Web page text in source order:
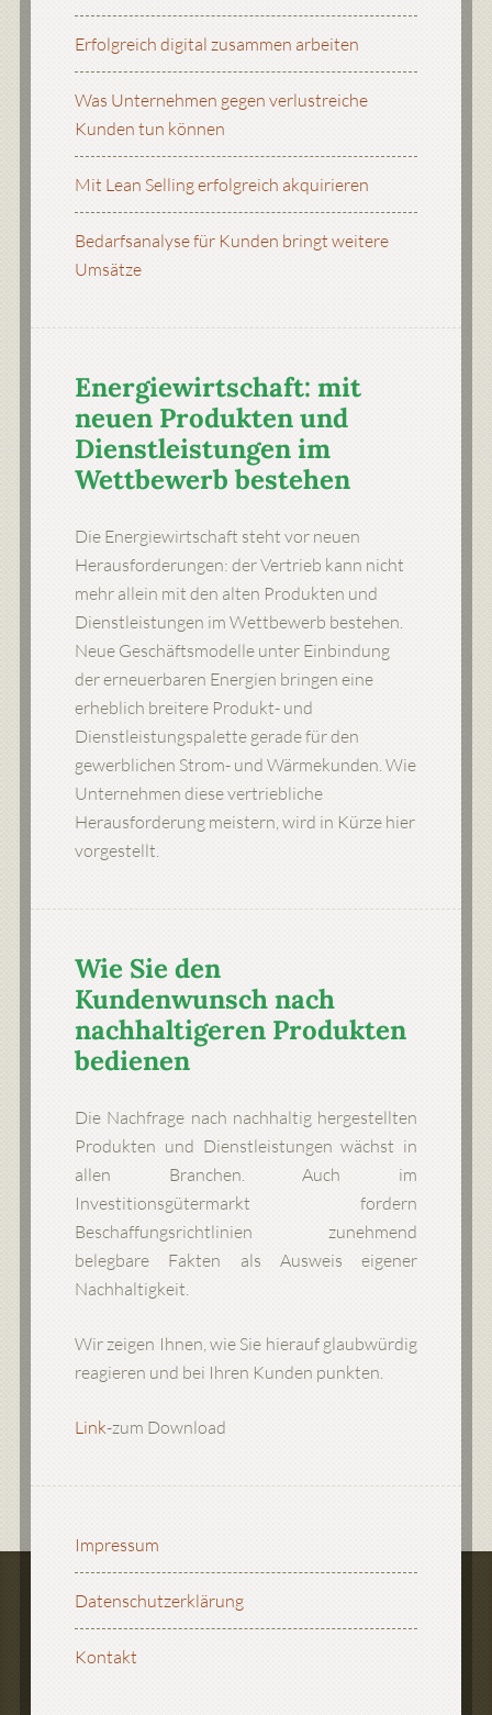
Erfolgreich digital zusammen arbeiten
Was Unternehmen gegen verlustreiche
Kunden tun können
Mit Lean Selling erfolgreich akquirieren
Bedarfsanalyse für Kunden bringt weitere
Umsätze
Energiewirtschaft: mit
neuen Produkten und
Dienstleistungen im
Wettbewerb bestehen
Die Energiewirtschaft steht vor neuen
Herausforderungen: der Vertrieb kann nicht
mehr allein mit den alten Produkten und
Dienstleistungen im Wettbewerb bestehen.
Neue Geschäftsmodelle unter Einbindung
der erneuerbaren Energien bringen eine
erheblich breitere Produkt- und
Dienstleistungspalette gerade für den
gewerblichen Strom- und Wärmekunden. Wie
Unternehmen diese vertriebliche
Herausforderung meistern, wird in Kürze hier
vorgestellt.
Wie Sie den
Kundenwunsch nach
nachhaltigeren Produkten
bedienen
Die Nachfrage nach nachhaltig hergestellten
Produkten und Dienstleistungen wächst in
allen Branchen. Auch im
Investitionsgütermarkt fordern
Beschaffungsrichtlinien zunehmend
belegbare Fakten als Ausweis eigener
Nachhaltigkeit.
Wir zeigen Ihnen, wie Sie hierauf glaubwürdig
reagieren und bei Ihren Kunden punkten.
Link-zum Download
Impressum
Datenschutzerklärung
Kontakt